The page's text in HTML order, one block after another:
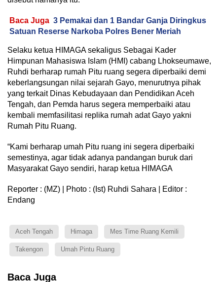
Baca Juga 3 Pemakai dan 1 Bandar Ganja Diringkus
Satuan Reserse Narkoba Polres Bener Meriah
Selaku ketua HIMAGA sekaligus Sebagai Kader
Himpunan Mahasiswa Islam (HMI) cabang Lhokseumawe,
Ruhdi berharap rumah Pitu ruang segera diperbaiki demi
keberlangsungan nilai sejarah Gayo, menurutnya pihak
yang terkait Dinas Kebudayaan dan Pendidikan Aceh
Tengah, dan Pemda harus segera memperbaiki atau
kembali memfasilitasi replika rumah adat Gayo yakni
Rumah Pitu Ruang.
“Kami berharap umah Pitu ruang ini segera diperbaiki
semestinya, agar tidak adanya pandangan buruk dari
Masyarakat Gayo sendiri, harap ketua HIMAGA
Reporter : (MZ) | Photo : (Ist) Ruhdi Sahara | Editor :
Endang
Aceh Tengah Himaga Mes Time Ruang Kemili
Takengon Umah Pintu Ruang
Baca Juga